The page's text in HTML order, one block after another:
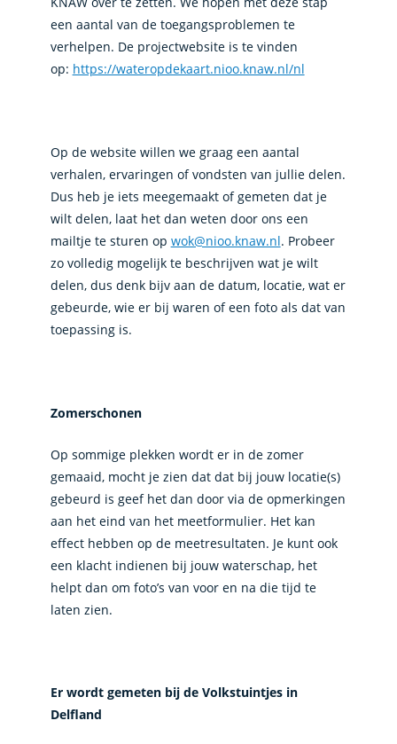
een aantal van de toegangsproblemen te
verhelpen. De projectwebsite is te vinden
op: https://wateropdekaart.nioo.knaw.nl/nl
Op de website willen we graag een aantal
verhalen, ervaringen of vondsten van jullie delen.
Dus heb je iets meegemaakt of gemeten dat je
wilt delen, laat het dan weten door ons een
mailtje te sturen op wok@nioo.knaw.nl. Probeer
zo volledig mogelijk te beschrijven wat je wilt
delen, dus denk bijv aan de datum, locatie, wat er
gebeurde, wie er bij waren of een foto als dat van
toepassing is.
Zomerschonen
Op sommige plekken wordt er in de zomer
gemaaid, mocht je zien dat dat bij jouw locatie(s)
gebeurd is geef het dan door via de opmerkingen
aan het eind van het meetformulier. Het kan
effect hebben op de meetresultaten. Je kunt ook
een klacht indienen bij jouw waterschap, het
helpt dan om foto’s van voor en na die tijd te
laten zien.
Er wordt gemeten bij de Volkstuintjes in
Delfland